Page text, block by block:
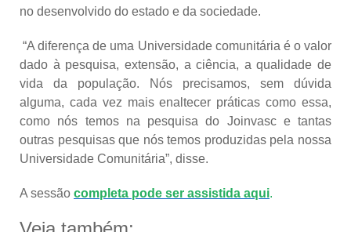
no desenvolvido do estado e da sociedade.
“A diferença de uma Universidade comunitária é o valor
dado à pesquisa, extensão, a ciência, a qualidade de
vida da população. Nós precisamos, sem dúvida
alguma, cada vez mais enaltecer práticas como essa,
como nós temos na pesquisa do Joinvasc e tantas
outras pesquisas que nós temos produzidas pela nossa
Universidade Comunitária”, disse.
A sessão completa pode ser assistida aqui.